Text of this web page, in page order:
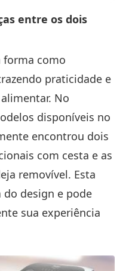
entre os dois
forma como
praticidade e
No
disponíveis no
encontrou dois
com cesta e as
removível. Esta
design e pode
sua experiência